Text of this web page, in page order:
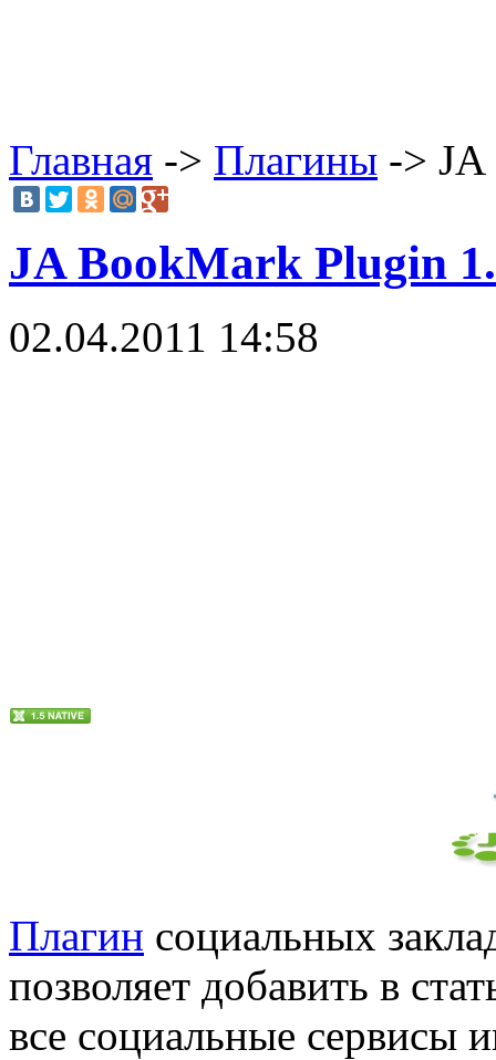
Главная -> Плагины ->
JA BookMark Plugin
02.04.2011 14:58
Плагин социальных
позволяет добавить в
все социальные сервисы